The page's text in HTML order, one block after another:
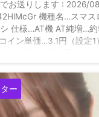
、リセット後は
お送りします : 2026/
機種名…スマス
仕様…AT機 AT純増…
イン単価…3.1円（設定1
amusement/
ー